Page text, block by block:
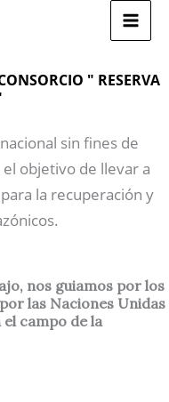
" RESERVA
sin fines de
objetivo de llevar a
la recuperación y
nos guiamos por los
las Naciones Unidas
campo de la